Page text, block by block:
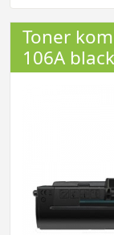
Toner
106A